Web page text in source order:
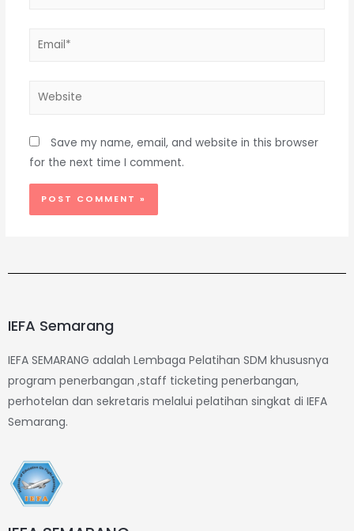
Save my name, email, and website in this browser
for the next time I comment.
IEFA Semarang
IEFA SEMARANG adalah Lembaga Pelatihan SDM khususnya
program penerbangan ,staff ticketing penerbangan,
perhotelan dan sekretaris melalui pelatihan singkat di IEFA
Semarang.